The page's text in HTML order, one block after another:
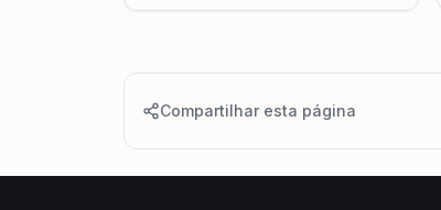
Compartilhar esta página